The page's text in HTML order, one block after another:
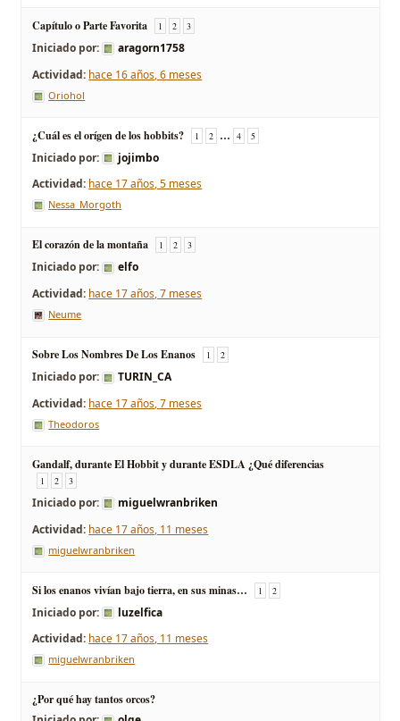
Capítulo o Parte Favorita 1 2 3
Iniciado por:
aragorn1758
hace 16 años, 6 meses
Oriohol
¿Cuál es el orígen de los hobbits? 1 2 … 4 5
Iniciado por:
jojimbo
hace 17 años, 5 meses
Nessa_Morgoth
El corazón de la montaña 1 2 3
Iniciado por:
elfo
hace 17 años, 7 meses
Neume
Sobre Los Nombres De Los Enanos 1 2
Iniciado por:
TURIN_CA
hace 17 años, 7 meses
Theodoros
Gandalf, durante El Hobbit y durante ESDLA ¿Qué diferencias
1 2 3
Iniciado por:
miguelwranbriken
hace 17 años, 11 meses
miguelwranbriken
Si los enanos vivían bajo tierra, en sus minas… 1 2
Iniciado por:
luzelfica
hace 17 años, 11 meses
miguelwranbriken
¿Por qué hay tantos orcos?